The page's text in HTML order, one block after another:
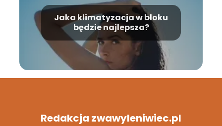
Jaka klimatyzacja w bloku
będzie najlepsza?
Redakcja zwawyleniwiec.pl